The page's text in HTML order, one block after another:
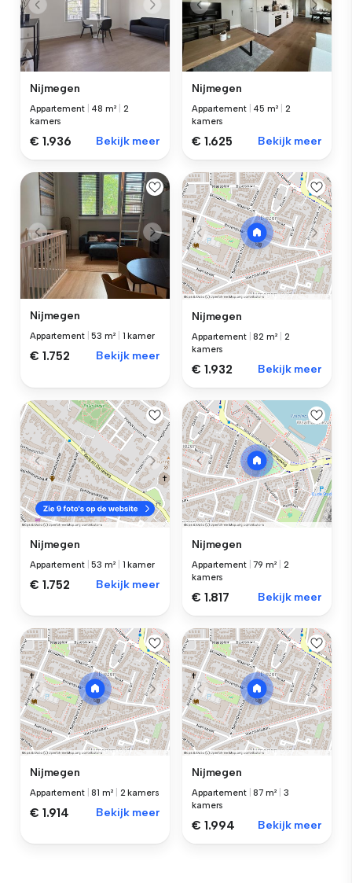
Nijmegen
Appartement 48 m²
2
kamers
€ 1.936 Bekijk meer
Nijmegen
Appartement 45 m²
2
kamers
€ 1.625 Bekijk meer
Nijmegen
Appartement |53 m² 1 kamer
€ 1.752 Bekijk meer
Nijmegen
Appartement |82 m²
2
kamers
€ 1.932 Bekijk meer
Nijmegen
Appartement |53 m² 1 kamer
€ 1.752 Bekijk meer
Nijmegen
Appartement |79 m²
2
kamers
€ 1.817 Bekijk meer
Nijmegen
Appartement |81 m² 2 kamers
€ 1.914 Bekijk meer
Nijmegen
Appartement |87 m²
3
kamers
€ 1.994 Bekijk meer